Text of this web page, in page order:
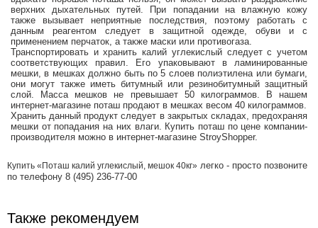
верхних дыхательных путей. При попадании на влажную кожу
также вызывает неприятные последствия, поэтому работать с
данным реагентом следует в защитной одежде, обуви и с
применением перчаток, а также маски или противогаза.
Транспортировать и хранить калий углекислый следует с учетом
соответствующих правил. Его упаковывают в ламинированные
мешки, в мешках должно быть по 5 слоев полиэтилена или бумаги,
они могут также иметь битумный или резинобитумный защитный
слой. Масса мешков не превышает 50 килограммов. В нашем
интернет-магазине поташ продают в мешках весом 40 килограммов.
Хранить данный продукт следует в закрытых складах, предохраняя
мешки от попадания на них влаги. Купить поташ по цене компании-
производителя можно в интернет-магазине StroyShopper.
Купить «Поташ калий углекислый, мешок 40кг» легко - просто позвоните
по телефону 8 (495) 236-77-00
Также рекомендуем